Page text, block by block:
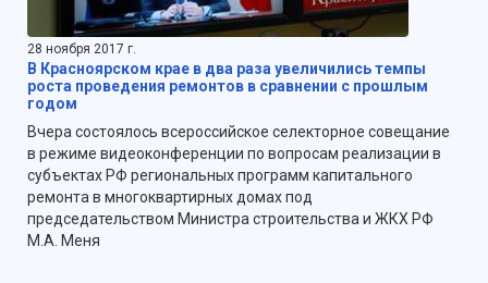
28 ноября 2017 г.
В Красноярском крае в два раза увеличились темпы
роста проведения ремонтов в сравнении с прошлым
годом
Вчера состоялось всероссийское селекторное совещание
в режиме видеоконференции по вопросам реализации в
субъектах РФ региональных программ капитального
ремонта в многоквартирных домах под
председательством Министра строительства и ЖКХ РФ
М.А. Меня